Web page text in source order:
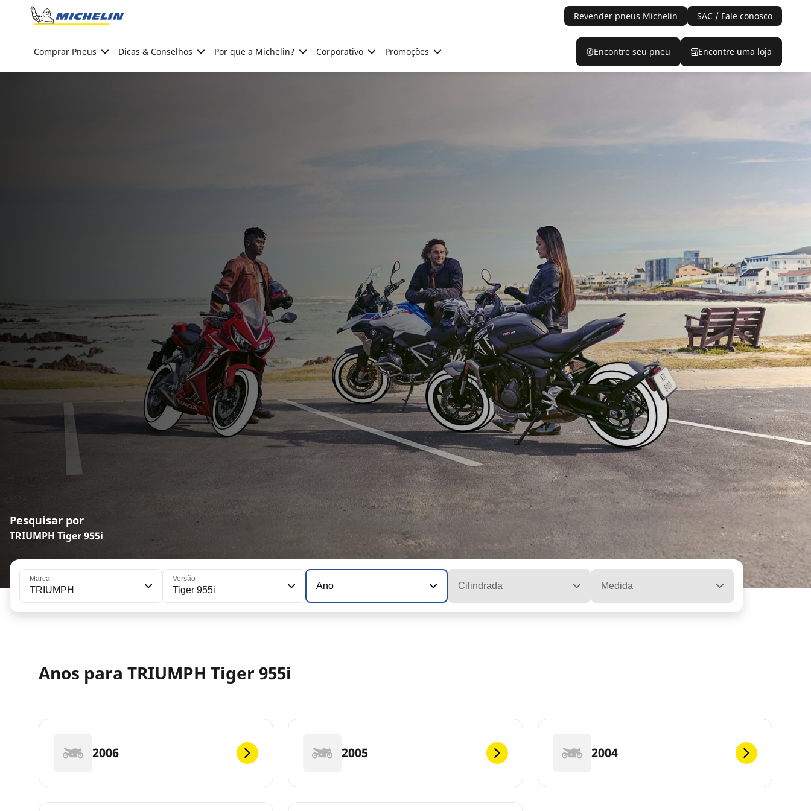
Go to page content
Revender pneus Michelin SAC / Fale conosco
Comprar Pneus Dicas & Conselhos Por que a Michelin? Corporativo Promoções Encontre seu pneu Encontre uma loja
Pesquisar por
TRIUMPH Tiger 955i
Marca
TRIUMPH
Versão
Tiger 955i Ano Cilindrada Medida
Anos para TRIUMPH Tiger 955i
2006 2005 2004